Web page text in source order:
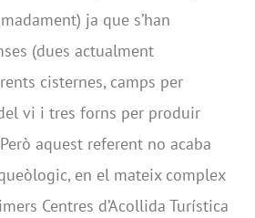
ja que s’han
(dues actualment
cisternes, camps per
vi i tres forns per produir
aquest referent no acaba
en el mateix complex
Centres d’Acollida Turística